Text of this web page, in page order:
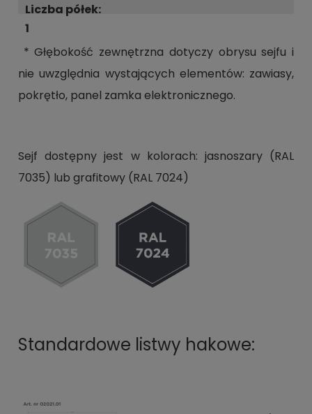
Liczba półek:
1
* Głębokość zewnętrzna dotyczy obrysu sejfu i
nie uwzględnia wystających elementów: zawiasy,
pokrętło, panel zamka elektronicznego.
Sejf dostępny jest w kolorach: jasnoszary (RAL
7035) lub grafitowy (RAL 7024)
Standardowe listwy hakowe: